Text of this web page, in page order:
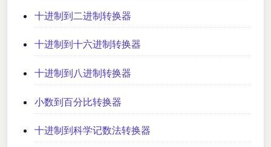
十进制到二进制转换器
十进制到十六进制转换器
十进制到八进制转换器
小数到百分比转换器
十进制到科学记数法转换器